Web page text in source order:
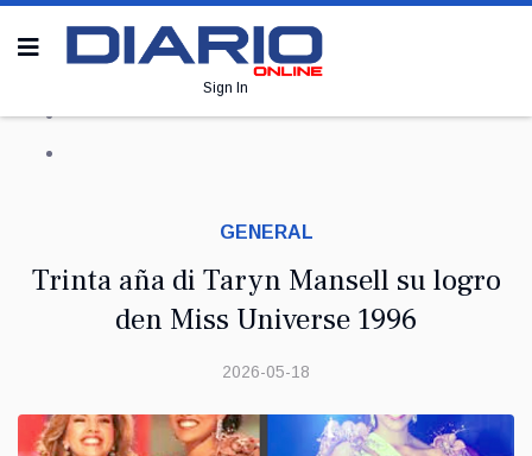
Sign In
GENERAL
Trinta aña di Taryn Mansell su logro
den Miss Universe 1996
2026-05-18